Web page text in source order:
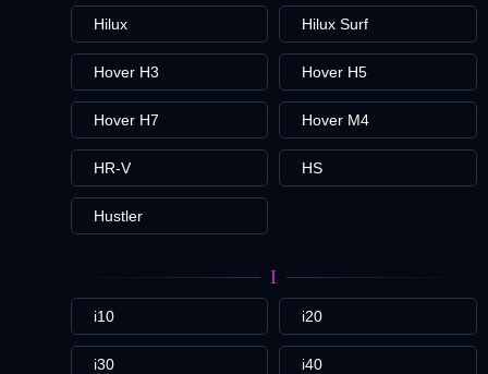
Hilux Hilux Surf
Hover H3 Hover H5
Hover H7 Hover M4
HR-V HS
Hustler
I
i10 i20
i30 i40